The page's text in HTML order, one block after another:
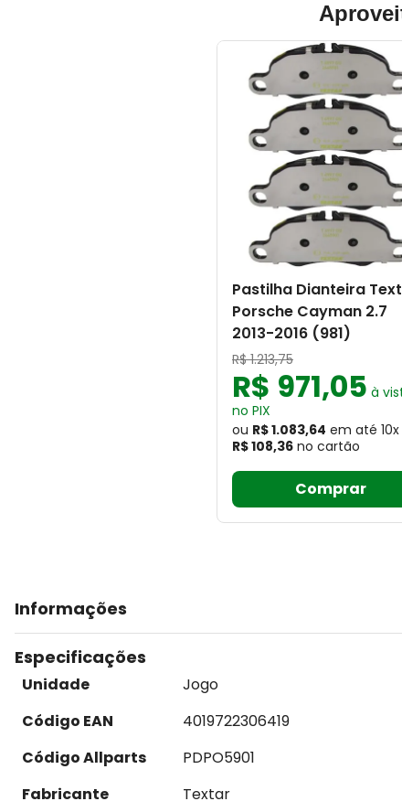
Pastilha Dianteira
Porsche Cayman 2.7
2013-2016 (981)
R$ 1.213,75
R$ 971,05 à
no PIX
ou R$ 1.083,64 em até 10x
R$ 108,36 no cartão
Comprar
Informações
Especificações
Unidade
Jogo
Código EAN
4019722306419
Código Allparts
PDPO5901
Fabricante
Textar